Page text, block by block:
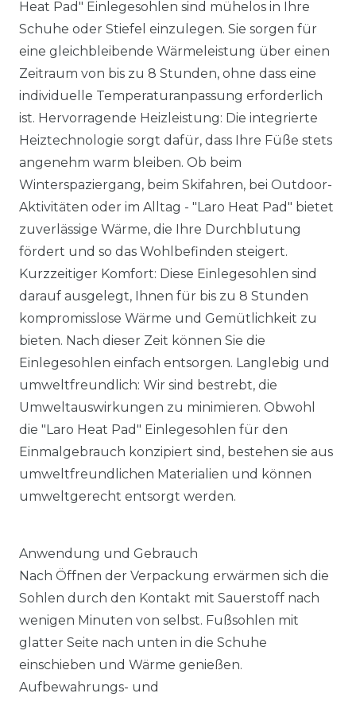
Heat Pad" Einlegesohlen sind mühelos in Ihre
Schuhe oder Stiefel einzulegen. Sie sorgen für
eine gleichbleibende Wärmeleistung über einen
Zeitraum von bis zu 8 Stunden, ohne dass eine
individuelle Temperaturanpassung erforderlich
ist. Hervorragende Heizleistung: Die integrierte
Heiztechnologie sorgt dafür, dass Ihre Füße stets
angenehm warm bleiben. Ob beim
Winterspaziergang, beim Skifahren, bei Outdoor-
Aktivitäten oder im Alltag - "Laro Heat Pad" bietet
zuverlässige Wärme, die Ihre Durchblutung
fördert und so das Wohlbefinden steigert.
Kurzzeitiger Komfort: Diese Einlegesohlen sind
darauf ausgelegt, Ihnen für bis zu 8 Stunden
kompromisslose Wärme und Gemütlichkeit zu
bieten. Nach dieser Zeit können Sie die
Einlegesohlen einfach entsorgen. Langlebig und
umweltfreundlich: Wir sind bestrebt, die
Umweltauswirkungen zu minimieren. Obwohl
die "Laro Heat Pad" Einlegesohlen für den
Einmalgebrauch konzipiert sind, bestehen sie aus
umweltfreundlichen Materialien und können
umweltgerecht entsorgt werden.
Anwendung und Gebrauch
Nach Öffnen der Verpackung erwärmen sich die
Sohlen durch den Kontakt mit Sauerstoff nach
wenigen Minuten von selbst. Fußsohlen mit
glatter Seite nach unten in die Schuhe
einschieben und Wärme genießen.
Aufbewahrungs- und